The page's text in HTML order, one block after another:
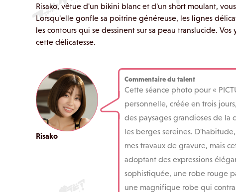
Risako, vêtue d'un bikini blanc et d'un short moulant,
Lorsqu'elle gonfle sa poitrine généreuse, les lignes
les contours qui se dessinent sur sa peau translucide.
cette délicatesse.
Risako
Commentaire du talent
Cette séance photo pour «
personnelle, créée en trois
des paysages grandioses de la
les berges sereines.
mes travaux de gravure, mais
adoptant des expressions
sophistiquée, une robe rouge
une magnifique robe qui